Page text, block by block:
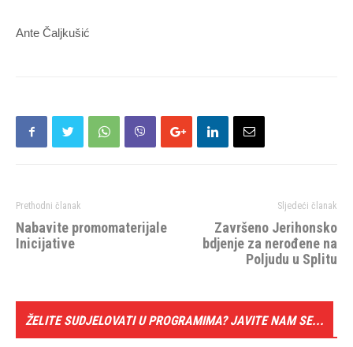
Ante Čaljkušić
Prethodni članak
Nabavite promomaterijale
Inicijative
Sljedeći članak
Završeno Jerihonsko
bdjenje za nerođene na
Poljudu u Splitu
ŽELITE SUDJELOVATI U PROGRAMIMA? JAVITE NAM SE...